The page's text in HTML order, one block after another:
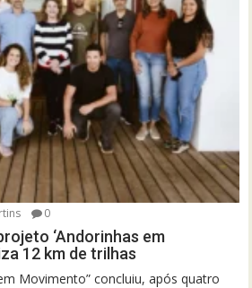
0
‘Andorinhas em
12 km de trilhas
Movimento” concluiu, após quatro